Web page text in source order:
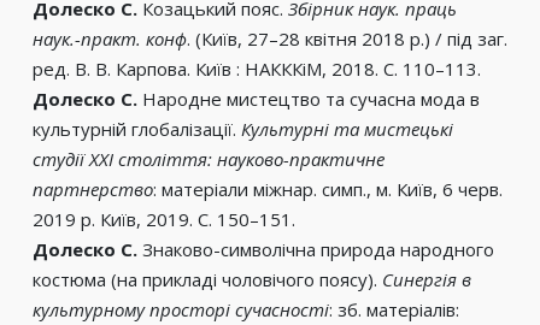
Долеско С. Козацький пояс. Збірник наук. праць
наук.-практ. конф. (Київ, 27–28 квітня 2018 р.) / під заг.
ред. В. В. Карпова. Київ : НАКККіМ, 2018. С. 110–113.
Долеско С. Народне мистецтво та сучасна мода в
культурній глобалізації. Культурні та мистецькі
студії XXI століття: науково-практичне
партнерство: матеріали міжнар. симп., м. Київ, 6 черв.
2019 р. Київ, 2019. С. 150–151.
Долеско С. Знаково-символічна природа народного
костюма (на прикладі чоловічого поясу). Синергія в
культурному просторі сучасності: зб. матеріалів: